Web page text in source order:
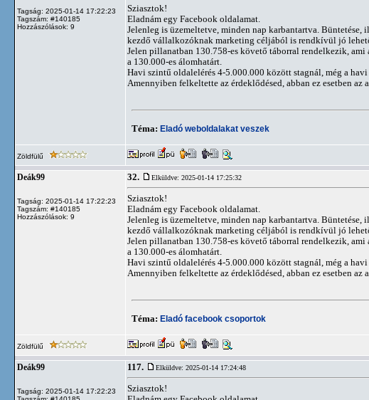
Tagság: 2025-01-14 17:22:23
Tagszám: #140185
Hozzászólások: 9
Sziasztok!
Eladnám egy Facebook oldalamat.
Jelenleg is üzemeltetve, minden nap karbantartva.
kezdő vállalkozóknak marketing céljából is rendkívül jó
Jelen pillanatban 130.758-es követő táborral rendelkezik,
a 130.000-es álomhatárt.
Havi szintű oldalelérés 4-5.000.000 között stagnál, még a
Amennyiben felkeltette az érdeklődésed, abban ez esetben az
Téma: Eladó weboldalakat veszek
Zöldfülű
Deák99
Tagság: 2025-01-14 17:22:23
Tagszám: #140185
Hozzászólások: 9
32. Elküldve: 2025-01-14 17:25:32
Sziasztok!
Eladnám egy Facebook oldalamat.
Jelenleg is üzemeltetve, minden nap karbantartva.
kezdő vállalkozóknak marketing céljából is rendkívül jó
Jelen pillanatban 130.758-es követő táborral rendelkezik,
a 130.000-es álomhatárt.
Havi szintű oldalelérés 4-5.000.000 között stagnál, még a
Amennyiben felkeltette az érdeklődésed, abban ez esetben az
Téma: Eladó facebook csoportok
Zöldfülű
Deák99
Tagság: 2025-01-14 17:22:23
117. Elküldve: 2025-01-14 17:24:48
Sziasztok!